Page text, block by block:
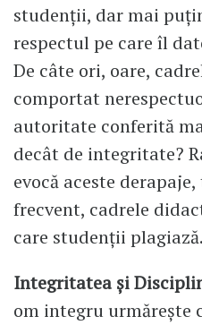
studenții, dar mai
respectul pe care îl
De câte ori, oare,
comportat
autoritate conferită
decât de integritate?
evocă aceste
frecvent, cadrele
care studenții plagiază.
Integritatea și
om integru urmărește